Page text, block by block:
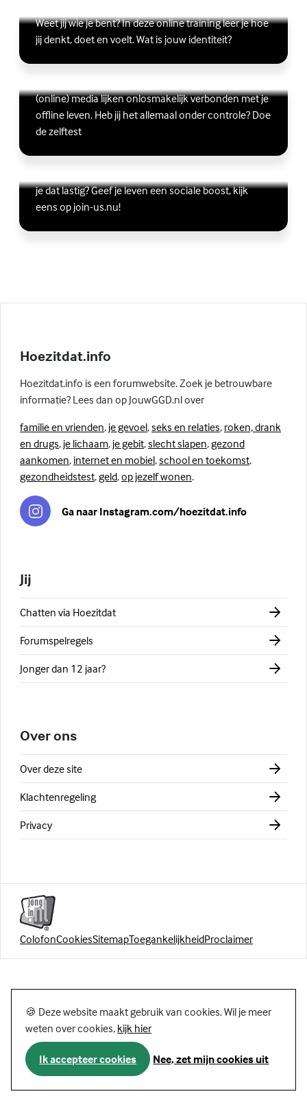
Weet jij wie je bent? In deze online training leer je hoe
jij denkt, doet en voelt. Wat is jouw identiteit?
Lees meer over Online zelfhulptraining - Wie ben ik?
(Externe link)
Ben jij digitaal in balans?
(online) media lijken onlosmakelijk verbonden met je
offline leven. Heb jij het allemaal onder controle? Doe
de zelftest
Lees meer over Ben jij digitaal in balans?
(Externe link)
Vriendschap
je dat lastig? Geef je leven een sociale boost, kijk
eens op join-us.nu!
Lees meer over Vriendschap
(Externe link)
Hoezitdat.info
Hoezitdat.info is een forumwebsite. Zoek je betrouwbare
informatie? Lees dan op JouwGGD.nl over
familie en vrienden, je gevoel,seks en relaties, roken, drank
en drugs, je lichaam, je gebit,slecht slapen,gezond
aankomen, internet en mobiel,school en toekomst,
gezondheidstest,geld,op jezelf wonen.
Ga naar Instagram.com/hoezitdat.info
Jij
Chatten via Hoezitdat
Forumspelregels
Jonger dan 12 jaar?
Over ons
Over deze site
Klachtenregeling
Privacy
ColofonCookiesSitemapToegankelijkheidProclaimer
🍪 Deze website maakt gebruik van cookies. Wil je meer
weten over cookies, kijk hier
Ik accepteer cookies Nee, zet mijn cookies uit